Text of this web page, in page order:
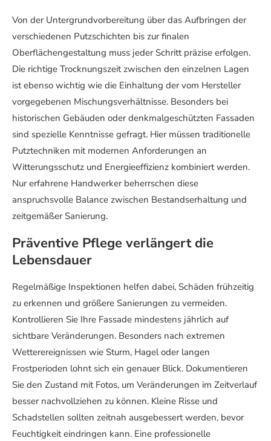
Von der Untergrundvorbereitung über das Aufbringen der
verschiedenen Putzschichten bis zur finalen
Oberflächengestaltung muss jeder Schritt präzise erfolgen.
Die richtige Trocknungszeit zwischen den einzelnen Lagen
ist ebenso wichtig wie die Einhaltung der vom Hersteller
vorgegebenen Mischungsverhältnisse. Besonders bei
historischen Gebäuden oder denkmalgeschützten Fassaden
sind spezielle Kenntnisse gefragt. Hier müssen traditionelle
Putztechniken mit modernen Anforderungen an
Witterungsschutz und Energieeffizienz kombiniert werden.
Nur erfahrene Handwerker beherrschen diese
anspruchsvolle Balance zwischen Bestandserhaltung und
zeitgemäßer Sanierung.
Präventive Pflege verlängert die
Lebensdauer
Regelmäßige Inspektionen helfen dabei, Schäden frühzeitig
zu erkennen und größere Sanierungen zu vermeiden.
Kontrollieren Sie Ihre Fassade mindestens jährlich auf
sichtbare Veränderungen. Besonders nach extremen
Wetterereignissen wie Sturm, Hagel oder langen
Frostperioden lohnt sich ein genauer Blick. Dokumentieren
Sie den Zustand mit Fotos, um Veränderungen im Zeitverlauf
besser nachvollziehen zu können. Kleine Risse und
Schadstellen sollten zeitnah ausgebessert werden, bevor
Feuchtigkeit eindringen kann. Eine professionelle